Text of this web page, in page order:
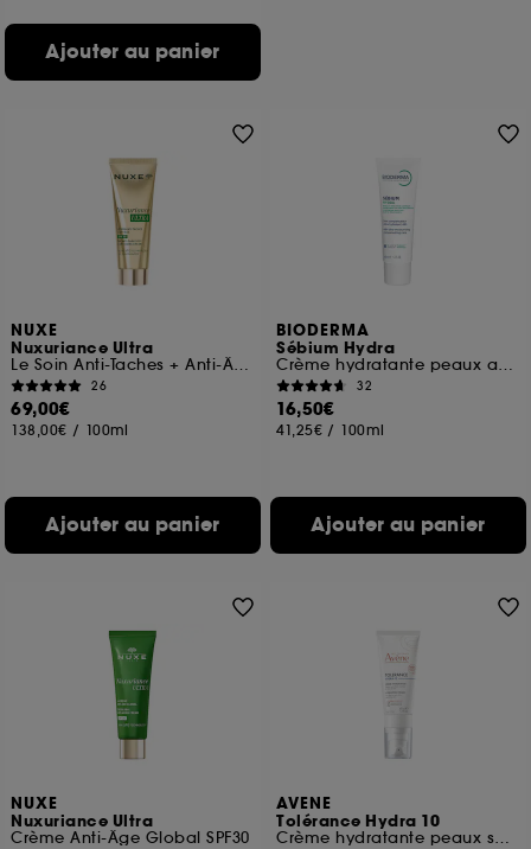
Ajouter au panier
NUXE
Nuxuriance Ultra
Le Soin Anti-Taches + Anti-Âge SPF 30
26
69,00€
138,00€ / 100ml
Ajouter au panier
BIODERMA
Sébium Hydra
Crème hydratante peaux acnéiques
32
16,50€
41,25€ / 100ml
Ajouter au panier
NUXE
Nuxuriance Ultra
Crème Anti-Âge Global SPF30
AVENE
Tolérance Hydra 10
Crème hydratante peaux sensibles sèches à très sèches